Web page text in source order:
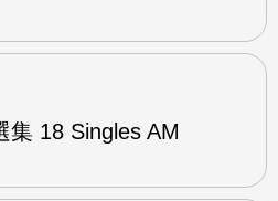
集 18 Singles AM